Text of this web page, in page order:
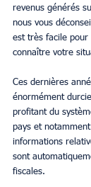
revenus générés
nous vous
est très facile pour
connaître votre
Ces dernières
énormément
profitant du
pays et
informations
sont
fiscales.